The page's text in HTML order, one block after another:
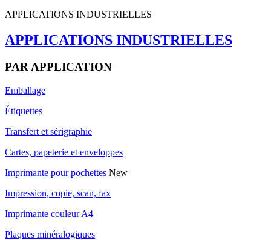
APPLICATIONS INDUSTRIELLES
APPLICATIONS INDUSTRIELLES
PAR APPLICATION
Emballage
Étiquettes
Transfert et sérigraphie
Cartes, papeterie et enveloppes
Imprimante pour pochettes New
Impression, copie, scan, fax
Imprimante couleur A4
Plaques minéralogiques